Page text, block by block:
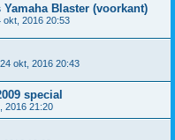
Blaster (voorkant)
okt, 2016 20:53
okt, 2016 20:43
special
2016 21:20